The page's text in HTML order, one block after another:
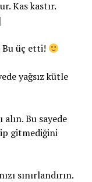
Kas kastır.
Bu üç etti!
yağsız kütle
Bu sayede
gitmediğini
sınırlandırın.